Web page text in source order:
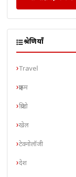
श्रेणियाँ
Travel
क्राइम
क्रिप्टो
खेल
टेक्नोलॉजी
देश